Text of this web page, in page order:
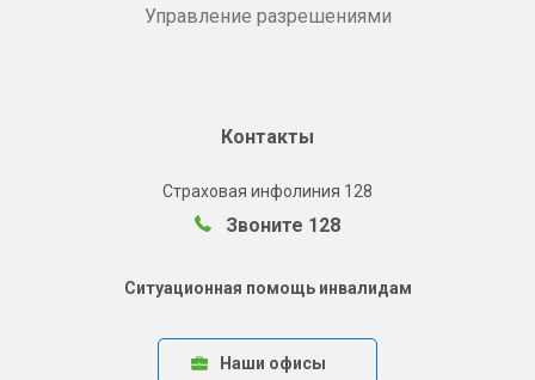
Управление разрешениями
Контакты
Страховая инфолиния 128
Звоните 128
Ситуационная помощь инвалидам
Наши офисы